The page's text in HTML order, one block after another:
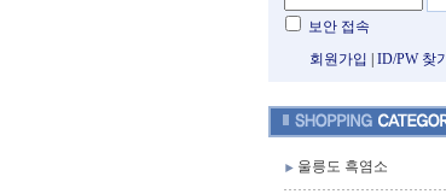
보안 접속
회원가입
ID/PW 찾기
울릉도 흑염소